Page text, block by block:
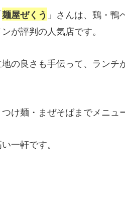
麺屋ぜくう 」さんは、鶏・鴨
が評判の人気店です。
の良さも手伝って、ランチ
け麺・まぜそばまでメニュ
一軒です。